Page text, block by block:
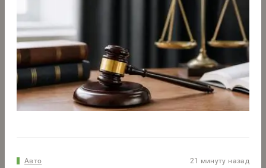
Авто 21 минуту назад